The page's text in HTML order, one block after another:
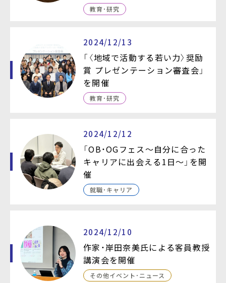
教育・研究
2024/12/13
「〈地域で活動する若い力〉奨励
賞 プレゼンテーション審査会」
を開催
教育・研究
2024/12/12
「OB・OGフェス～自分に合った
キャリアに出会える1日～」を開
催
就職・キャリア
2024/12/10
作家・岸田奈美氏による客員教授
講演会を開催
その他イベント・ニュース